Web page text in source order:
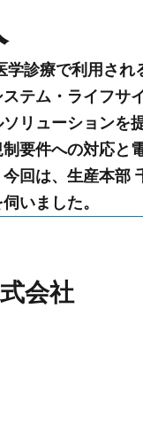
診療で利用さ
テム・ライフサ
リューションを
要件への対応と
回は、生産本部
いました。
会社